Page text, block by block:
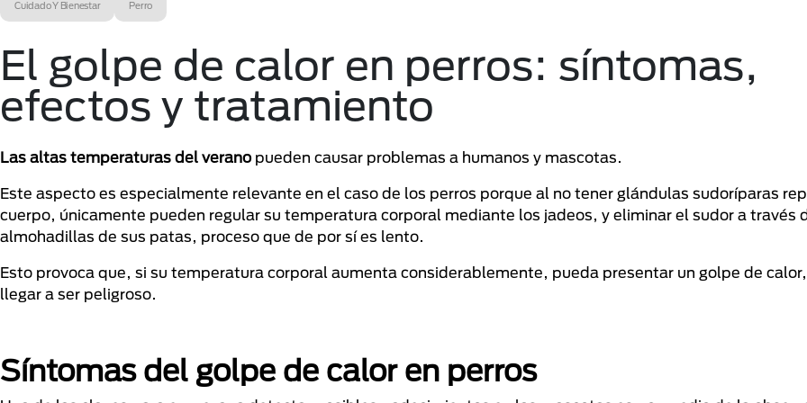
Cuidado Y Bienestar Perro
El golpe de calor en perros: síntomas,
efectos y tratamiento
Las altas temperaturas del veranopueden causar problemas a humanos y mascotas.
Este aspecto es especialmente relevante en el caso de los perros porque al no tener glándulas sudoríparas
cuerpo, únicamente pueden regular su temperatura corporal mediante los jadeos, y eliminar el sudor a través
almohadillas de sus patas, proceso que de por sí es lento.
Esto provoca que, si su temperatura corporal aumenta considerablemente, pueda presentar un golpe de
llegar a ser peligroso.
Síntomas del golpe de calor en perros